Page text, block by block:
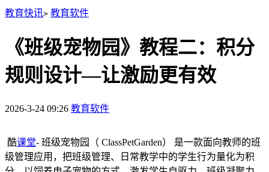
教育快讯> 教育软件
《班级宠物园》教程二：积分
规则设计—让激励更有效
2026-3-24 09:26 教育软件
酷课堂- 班级宠物园（ ClassPetGarden） 是一款面向教师的班
级管理应用，把班级管理、日常教学中的学生行为量化为积